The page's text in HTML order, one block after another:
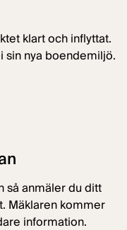
klart och inflyttat.
sin nya boendemiljö.
så anmäler du ditt
Mäklaren kommer
information.